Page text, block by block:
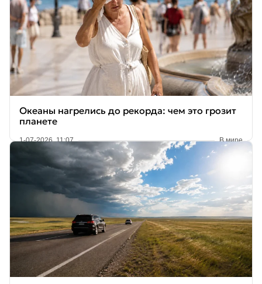
Океаны нагрелись до рекорда: чем это грозит
планете
1-07-2026, 11:07 В мире